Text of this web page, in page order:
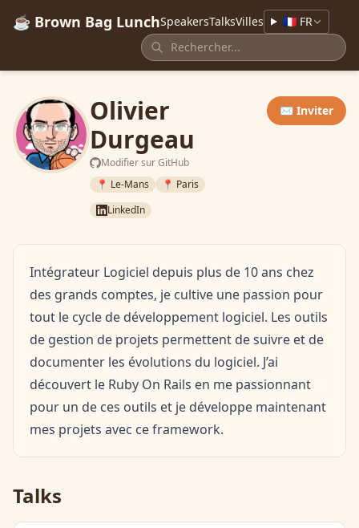
☕ Brown Bag LunchSpeakersTalksVilles 🇫🇷 FR
Olivier
Durgeau
Modifier sur GitHub
✉️ Inviter
📍 Le-Mans
📍 Paris
LinkedIn
Intégrateur Logiciel depuis plus de 10 ans chez
des grands comptes, je cultive une passion pour
tout le cycle de développement logiciel. Les outils
de gestion de projets permettent de suivre et de
documenter les évolutions du logiciel. J’ai
découvert le Ruby On Rails en me passionnant
pour un de ces outils et je développe maintenant
mes projets avec ce framework.
Talks